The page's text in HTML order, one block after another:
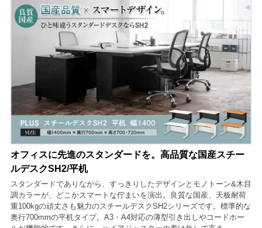
オフィスに先進のスタンダードを。高品質な国産スチー
ルデスクSH2/平机
スタンダードでありながら、すっきりしたデザインとモノトーン&木目
調カラーが、どこかスマートな佇まいを演出。良質な国産、天板耐荷
重100kgの頑丈さも魅力のスチールデスクSH2シリーズです。標準的な
奥行700mmの平机タイプ。A3・A4対応の薄型引き出しやコードホー